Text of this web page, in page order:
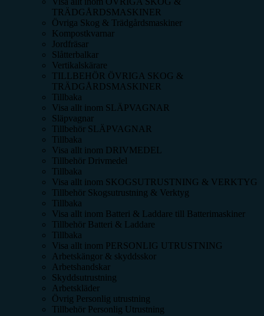
TRÄDGÅRDSMASKINER
Övriga Skog & Trädgårdsmaskiner
Kompostkvarnar
Jordfräsar
Slåtterbalkar
Vertikalskärare
TILLBEHÖR ÖVRIGA SKOG &
TRÄDGÅRDSMASKINER
Tillbaka
Visa allt inom SLÄPVAGNAR
Släpvagnar
Tillbehör SLÄPVAGNAR
Tillbaka
Visa allt inom DRIVMEDEL
Tillbehör Drivmedel
Tillbaka
Visa allt inom SKOGSUTRUSTNING & VERKTYG
Tillbehör Skogsutrustning & Verktyg
Tillbaka
Visa allt inom Batteri & Laddare till Batterimaskiner
Tillbehör Batteri & Laddare
Tillbaka
Visa allt inom PERSONLIG UTRUSTNING
Arbetskängor & skyddsskor
Arbetshandskar
Skyddsutrustning
Arbetskläder
Övrig Personlig utrustning
Tillbehör Personlig Utrustning